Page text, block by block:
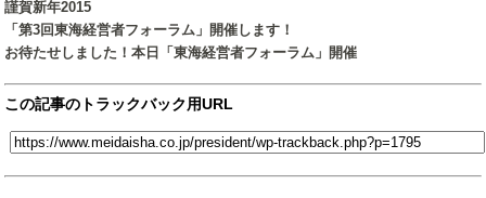
謹賀新年2015
「第3回東海経営者フォーラム」開催します！
お待たせしました！本日「東海経営者フォーラム」開催
この記事のトラックバック用URL